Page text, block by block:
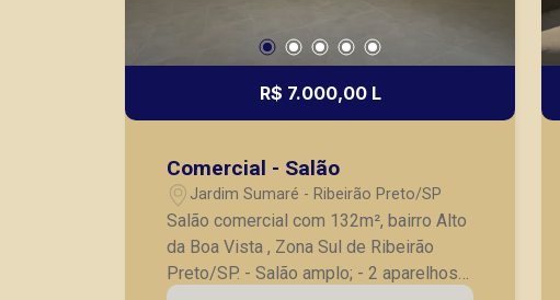
R$ 7.000,00 L
Comercial - Salão
Jardim Sumaré - Ribeirão Preto/SP
Salão comercial com 132m², bairro Alto
da Boa Vista , Zona Sul de Ribeirão
Preto/SP. - Salão amplo; - 2 aparelhos